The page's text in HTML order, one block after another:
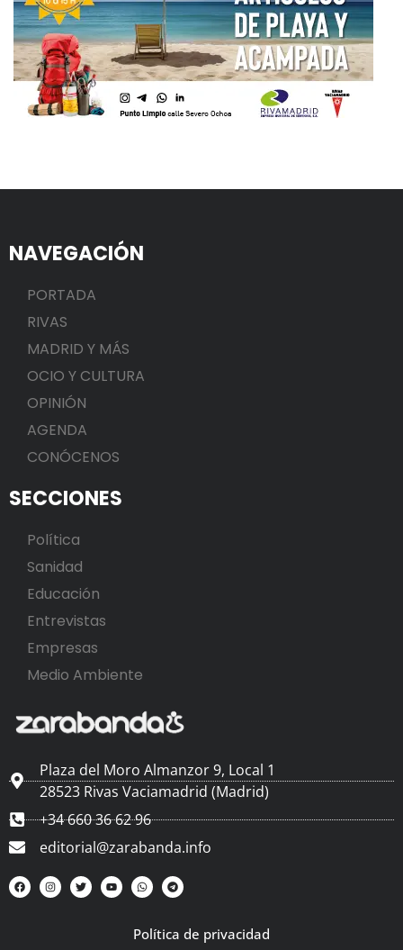
NAVEGACIÓN
PORTADA
RIVAS
MADRID Y MÁS
OCIO Y CULTURA
OPINIÓN
AGENDA
CONÓCENOS
SECCIONES
Política
Sanidad
Educación
Entrevistas
Empresas
Medio Ambiente
Plaza del Moro Almanzor 9, Local 1
28523 Rivas Vaciamadrid (Madrid)
+34 660 36 62 96
editorial@zarabanda.info
Política de privacidad